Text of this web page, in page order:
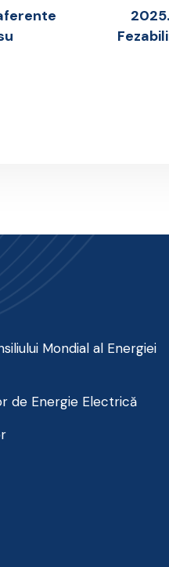
Mondial al Energiei
de Energie Electrică